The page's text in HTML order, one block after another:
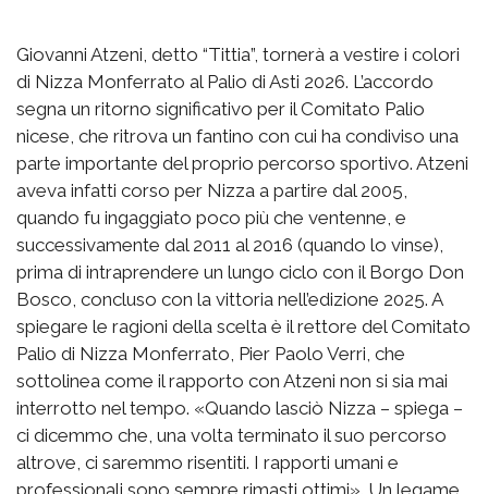
Giovanni Atzeni, detto “Tittia”, tornerà a vestire i colori
di Nizza Monferrato al Palio di Asti 2026. L’accordo
segna un ritorno significativo per il Comitato Palio
nicese, che ritrova un fantino con cui ha condiviso una
parte importante del proprio percorso sportivo. Atzeni
aveva infatti corso per Nizza a partire dal 2005,
quando fu ingaggiato poco più che ventenne, e
successivamente dal 2011 al 2016 (quando lo vinse),
prima di intraprendere un lungo ciclo con il Borgo Don
Bosco, concluso con la vittoria nell’edizione 2025. A
spiegare le ragioni della scelta è il rettore del Comitato
Palio di Nizza Monferrato, Pier Paolo Verri, che
sottolinea come il rapporto con Atzeni non si sia mai
interrotto nel tempo. «Quando lasciò Nizza – spiega –
ci dicemmo che, una volta terminato il suo percorso
altrove, ci saremmo risentiti. I rapporti umani e
professionali sono sempre rimasti ottimi». Un legame